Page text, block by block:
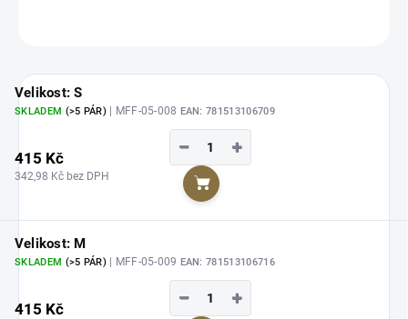
Velikost: S
SKLADEM (>5 PÁR) | MFF-05-008 EAN: 781513106709
415 Kč
342,98 Kč bez DPH
+
−
Do košíku
Velikost: M
SKLADEM (>5 PÁR) | MFF-05-009 EAN: 781513106716
415 Kč +
−